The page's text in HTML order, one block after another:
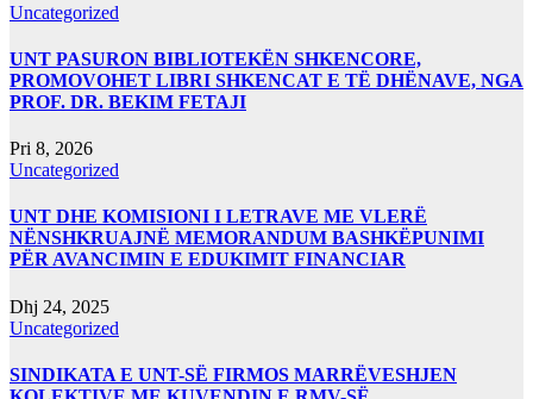
Uncategorized
UNT PASURON BIBLIOTEKËN SHKENCORE,
PROMOVOHET LIBRI SHKENCAT E TË DHËNAVE, NGA
PROF. DR. BEKIM FETAJI
Pri 8, 2026
Uncategorized
UNT DHE KOMISIONI I LETRAVE ME VLERË
NËNSHKRUAJNË MEMORANDUM BASHKËPUNIMI
PËR AVANCIMIN E EDUKIMIT FINANCIAR
Dhj 24, 2025
Uncategorized
SINDIKATA E UNT-SË FIRMOS MARRËVESHJEN